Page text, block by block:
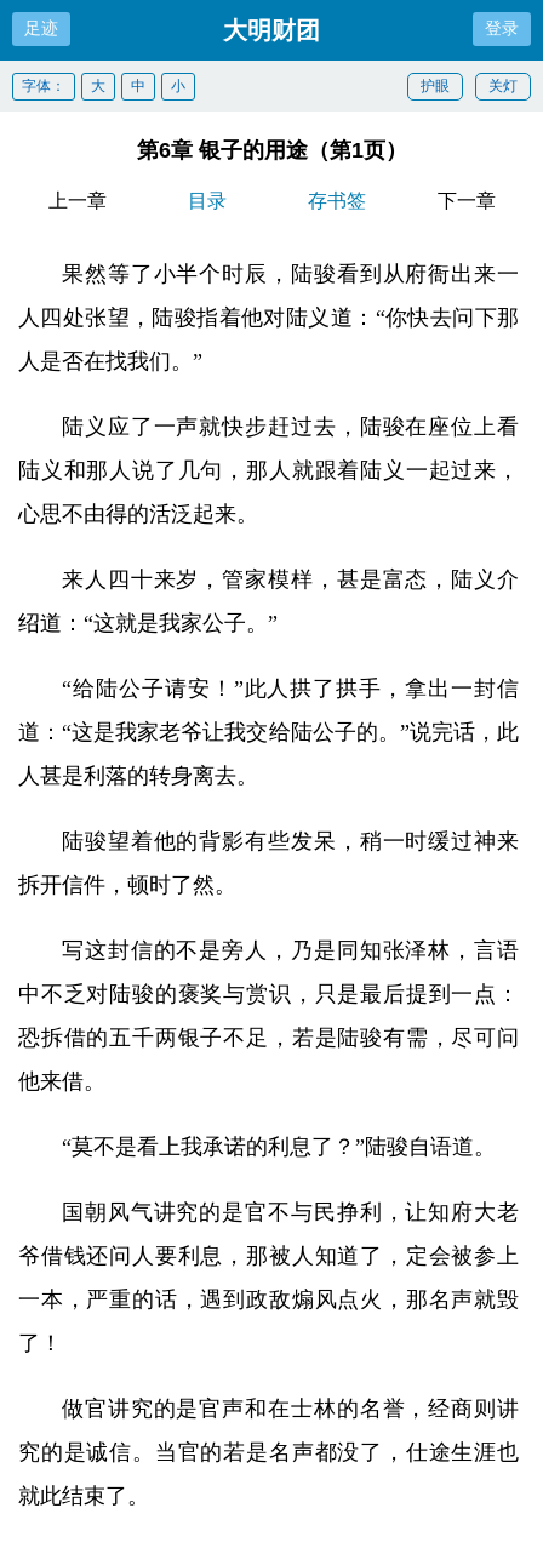
足迹 大明财团 登录
关灯
护眼
字体： 大 中 小
第6章 银子的用途（第1页）
上一章 目录 存书签 下一章
果然等了小半个时辰，陆骏看到从府衙出来一
人四处张望，陆骏指着他对陆义道：“你快去问下那
人是否在找我们。”
陆义应了一声就快步赶过去，陆骏在座位上看
陆义和那人说了几句，那人就跟着陆义一起过来，
心思不由得的活泛起来。
来人四十来岁，管家模样，甚是富态，陆义介
绍道：“这就是我家公子。”
“给陆公子请安！”此人拱了拱手，拿出一封信
道：“这是我家老爷让我交给陆公子的。”说完话，此
人甚是利落的转身离去。
陆骏望着他的背影有些发呆，稍一时缓过神来
拆开信件，顿时了然。
写这封信的不是旁人，乃是同知张泽林，言语
中不乏对陆骏的褒奖与赏识，只是最后提到一点：
恐拆借的五千两银子不足，若是陆骏有需，尽可问
他来借。
“莫不是看上我承诺的利息了？”陆骏自语道。
国朝风气讲究的是官不与民挣利，让知府大老
爷借钱还问人要利息，那被人知道了，定会被参上
一本，严重的话，遇到政敌煽风点火，那名声就毁
了！
做官讲究的是官声和在士林的名誉，经商则讲
究的是诚信。当官的若是名声都没了，仕途生涯也
就此结束了。